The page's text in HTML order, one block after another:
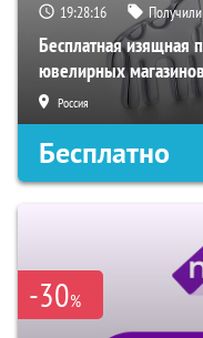
19:28:15
Бесплатная изящная
ювелирных
Россия
Бесплатно
-30%